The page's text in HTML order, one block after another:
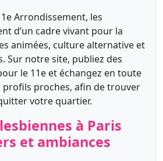
Arrondissement, les
d’un cadre vivant pour la
animées, culture alternative et
Sur notre site, publiez des
le 11e et échangez en toute
profils proches, afin de trouver
votre quartier.
à Paris
et ambiances